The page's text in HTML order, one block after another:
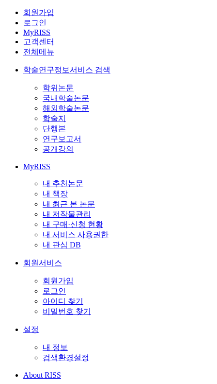
회원가입
로그인
MyRISS
고객센터
전체메뉴
학술연구정보서비스 검색
학위논문
국내학술논문
해외학술논문
학술지
단행본
연구보고서
공개강의
MyRISS
내 추천논문
내 책장
내 최근 본 논문
내 저작물관리
내 구매·신청 현황
내 서비스 사용권한
내 관심 DB
회원서비스
회원가입
로그인
아이디 찾기
비밀번호 찾기
설정
내 정보
검색환경설정
About RISS